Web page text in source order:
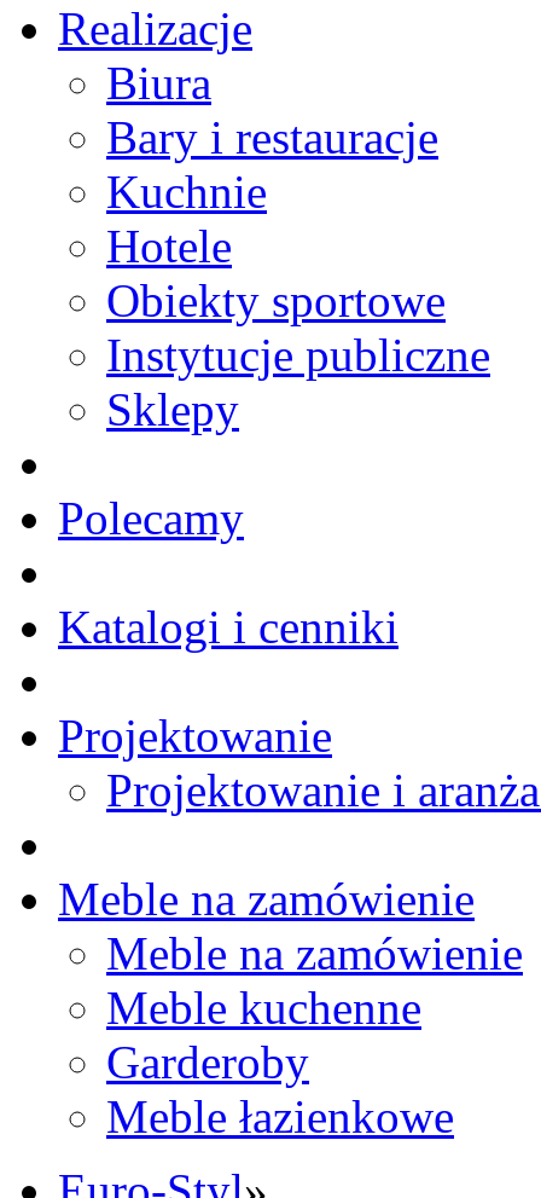
Realizacje
Biura
Bary i restauracje
Kuchnie
Hotele
Obiekty sportowe
Instytucje publiczne
Sklepy
Polecamy
Katalogi i cenniki
Projektowanie
Projektowanie i
Meble na zamówienie
Meble na zamówienie
Meble kuchenne
Garderoby
Meble łazienkowe